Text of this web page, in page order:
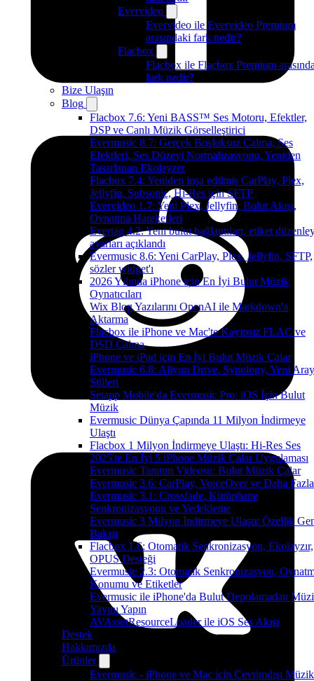
Evervideo
Evervideo ile Evervideo Premium
arasındaki fark nedir?
Flacbox
Flacbox ile Flacbox Premium
fark nedir?
Bize Ulaşın
Blog
Flacbox 7.6: Yeni BASS™ Ses Motoru, Efektler,
DSP ve Canlı Müzik Görselleştirici
Evermusic 8.7: Gerçek Boşluksuz Çalma, Ses
Efektleri, Ses Düzeyi Normalizasyonu, Yeniden
Tasarlanan Ekolayzer
Flacbox 7.4: Yeniden inşa edilmiş CarPlay, Plex,
Jellyfin, Subsonic, Hi-Res için SFTP
Evervideo 1.7: Yeni Plex, Jellyfin, Bulut Akışı,
Oynatma Hareketleri
Evertag 4.2: Yeni bulut bağlantıları, etiket
ayarları açıklandı
Evermusic 8.6: Yeni CarPlay, Plex, Jellyfin, SFTP,
sözler widget'ı
2026 Yılında iPhone için En İyi Bulut Müzik
Oynatıcıları
Wix Blog Yazılarını OpenAI ile Markdown'a
Aktarma
Flacbox ile iPhone ve Mac'te Kayıpsız FLAC ve
DSD Çalma
iPhone ve iPad için En İyi Bulut Müzik Çalar
Evermusic 6.8: Aliyun Drive, Synology, Yeni
Stilleri
Setapp Mobile'da Evermusic Pro: iOS İçin Bulut
Müzik
Evermusic Dünya Çapında 11 Milyon İndirmeye
Ulaştı
Flacbox 1 Milyon İndirmeye Ulaştı: Hi-Res Ses
2025'te En İyi 5 iPhone Müzik Çalar Uygulaması
Evermusic Tanıtım Videosu: Bulut Müzik Çalar
Evermusic 3.6: CarPlay, VoiceOver ve Daha
Evermusic 3.1: Crossfade, Kütüphane
Senkronizasyonu ve Yedekleme
Evermusic 3 Milyon İndirmeye Ulaştı: Özellik
Bakışı
Flacbox 1.6: Otomatik Senkronizasyon, Ekolayzır,
OPUS Desteği
Evermusic 2.3: Otomatik Senkronizasyon,
Konumu ve Etiketler
Evermusic ile iPhone'da Bulut Depolamadan
Yayını Yapın
AVAssetResourceLoader ile iOS Ses Akışı
Destek
Hakkımızda
Ürünler
Evermusic - iPhone ve Mac için Çevrimdışı Müzik